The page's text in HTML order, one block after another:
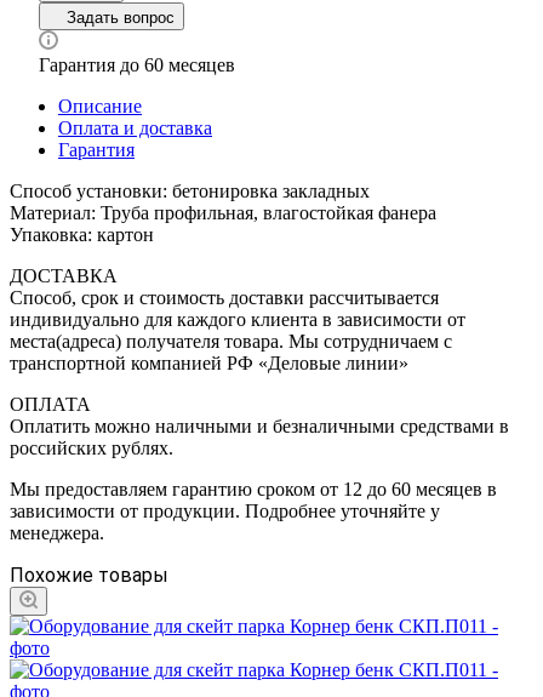
Задать вопрос
Гарантия до 60 месяцев
Описание
Оплата и доставка
Гарантия
Способ установки: бетонировка закладных
Материал: Труба профильная, влагостойкая фанера
Упаковка: картон
ДОСТАВКА
Способ, срок и стоимость доставки рассчитывается
индивидуально для каждого клиента в зависимости от
места(адреса) получателя товара. Мы сотрудничаем с
транспортной компанией РФ «Деловые линии»
ОПЛАТА
Оплатить можно наличными и безналичными средствами в
российских рублях.
Мы предоставляем гарантию сроком от 12 до 60 месяцев в
зависимости от продукции. Подробнее уточняйте у
менеджера.
Похожие товары